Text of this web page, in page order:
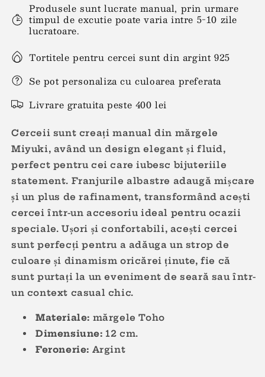
Produsele sunt lucrate manual, prin urmare
timpul de excutie poate varia intre 5-10 zile
lucratoare.
Tortitele pentru cercei sunt din argint 925
Se pot personaliza cu culoarea preferata
Livrare gratuita peste 400 lei
Cerceii sunt creați manual din mărgele
Miyuki, având un design elegant și fluid,
perfect pentru cei care iubesc bijuteriile
statement. Franjurile albastre adaugă mișcare
și un plus de rafinament, transformând acești
cercei într-un accesoriu ideal pentru ocazii
speciale. Ușori și confortabili, acești cercei
sunt perfecți pentru a adăuga un strop de
culoare și dinamism oricărei ținute, fie că
sunt purtați la un eveniment de seară sau într-
un context casual chic.
Materiale: mărgele Toho
Dimensiune: 12 cm.
Feronerie: Argint